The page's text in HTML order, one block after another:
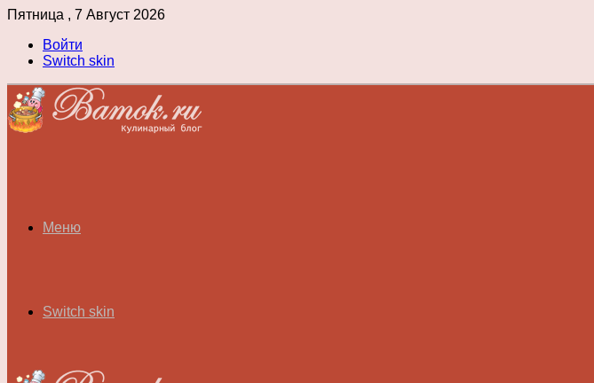
Пятница , 7 Август 2026
Войти
Switch skin
Меню
Switch skin